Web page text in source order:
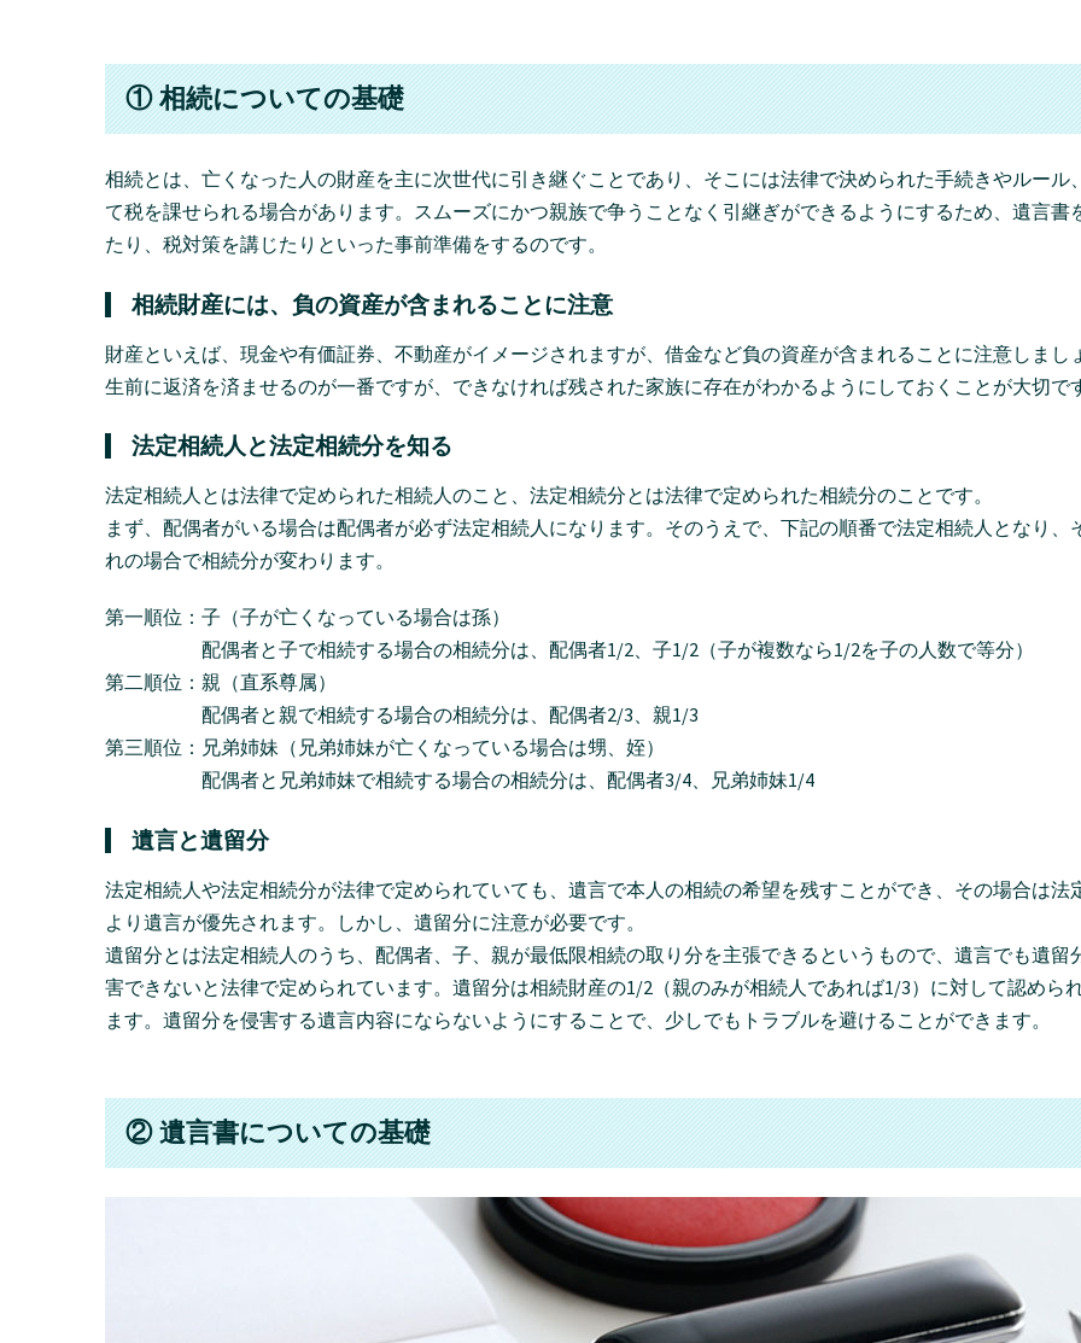
① 相続についての基礎
相続とは、亡くなった人の財産を主に次世代に引き継ぐことであり、そこには法律で決められた手続きやルール
て税を課せられる場合があります。スムーズにかつ親族で争うことなく引継ぎができるようにするため、遺言書
たり、税対策を講じたりといった事前準備をするのです。
相続財産には、負の資産が含まれることに注意
財産といえば、現金や有価証券、不動産がイメージされますが、借金など負の資産が含まれることに注意しまし
生前に返済を済ませるのが一番ですが、できなければ残された家族に存在がわかるようにしておくことが大切で
法定相続人と法定相続分を知る
法定相続人とは法律で定められた相続人のこと、法定相続分とは法律で定められた相続分のことです。
まず、配偶者がいる場合は配偶者が必ず法定相続人になります。そのうえで、下記の順番で法定相続人となり、
れの場合で相続分が変わります。
第一順位：子（子が亡くなっている場合は孫）
配偶者と子で相続する場合の相続分は、配偶者1/2、子1/2（子が複数なら1/2を子の人数で等分）
第二順位：親（直系尊属）
配偶者と親で相続する場合の相続分は、配偶者2/3、親1/3
第三順位：兄弟姉妹（兄弟姉妹が亡くなっている場合は甥、姪）
配偶者と兄弟姉妹で相続する場合の相続分は、配偶者3/4、兄弟姉妹1/4
遺言と遺留分
法定相続人や法定相続分が法律で定められていても、遺言で本人の相続の希望を残すことができ、その場合は法
より遺言が優先されます。しかし、遺留分に注意が必要です。
遺留分とは法定相続人のうち、配偶者、子、親が最低限相続の取り分を主張できるというもので、遺言でも遺留
害できないと法律で定められています。遺留分は相続財産の1/2（親のみが相続人であれば1/3）に対して認めら
ます。遺留分を侵害する遺言内容にならないようにすることで、少しでもトラブルを避けることができます。
② 遺言書についての基礎